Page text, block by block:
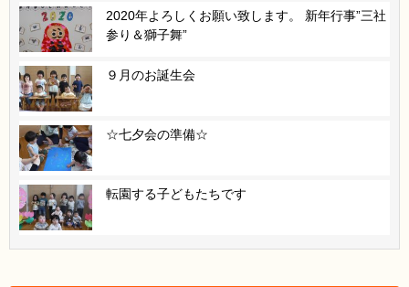
2020年よろしくお願い致します。 新年行事”三社
参り＆獅子舞”
９月のお誕生会
☆七夕会の準備☆
転園する子どもたちです